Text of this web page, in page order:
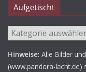
Aufgetischt
Aufgetischt
Hinweise: Alle Bilder
(www.pandora-lacht.de)